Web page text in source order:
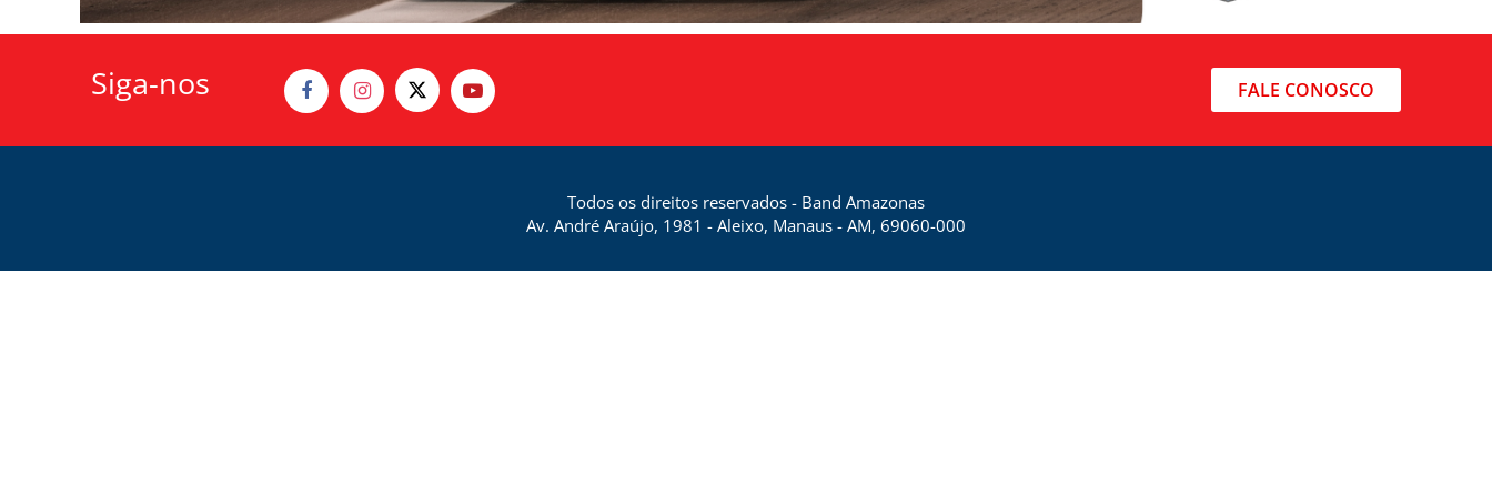
Siga-nos FALE CONOSCO
Todos os direitos reservados - Band Amazonas
Av. André Araújo, 1981 - Aleixo, Manaus - AM, 69060-000